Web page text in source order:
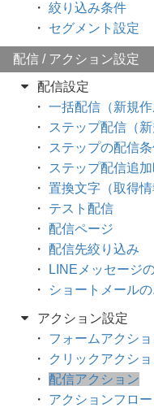
絞り込み条件
セグメント設定
配信 / アクション設定
配信設定
一括配信（新規作
ステップ配信（新
ステップの配信
ステップ配信追
置換文字（取得情
テスト配信
配信ページ
配信先絞り込み
LINEメッセージ
ショートメール
アクション設定
フォームアクシ
クリックアクシ
配信アクション
アクションフロー